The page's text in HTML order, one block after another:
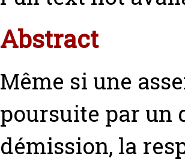
Abstract
Même si une
poursuite par un
démission, la